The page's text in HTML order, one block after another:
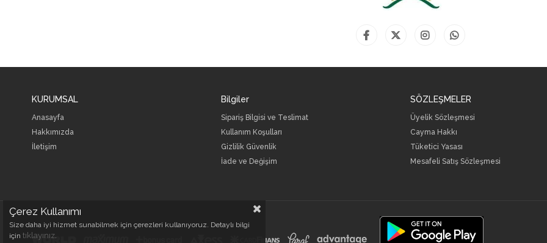
KURUMSAL
Anasayfa
Hakkımızda
İletişim
Bilgiler
Sipariş Bilgisi ve Teslimat
Kullanım Koşulları
Gizlilik Güvenlik
İade ve Değişim
SÖZLEŞMELER
Üyelik Sözleşmesi
Cayma Hakkı
Tüketici Yasası
Mesafeli Satış Sözleşmesi
Çerez Kullanımı
Size daha iyi hizmet sunabilmek için çerezleri kullanıyoruz. Detaylı bilgi
için tıklayınız.